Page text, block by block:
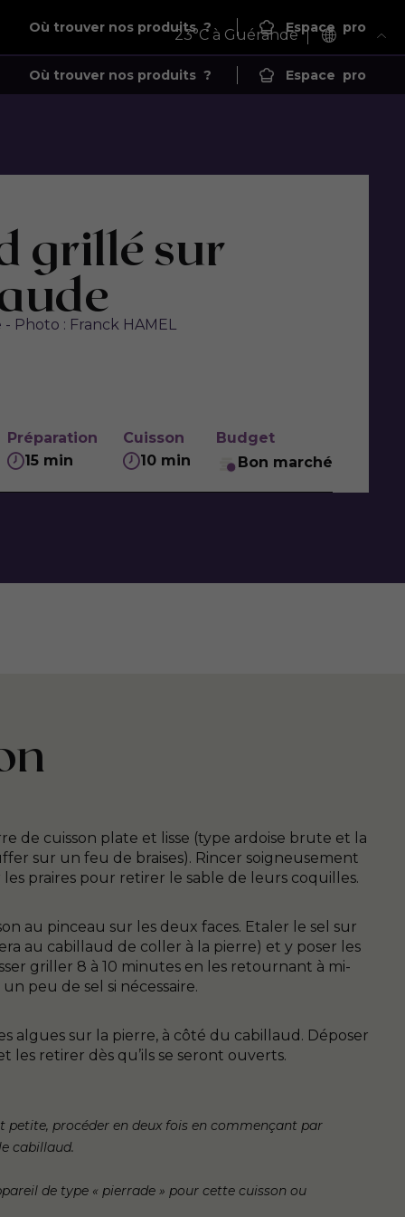
Où trouver nos produits? Espace pro
23°C à Guérande
Où trouver nos produits ? Espace pro
grillé sur
Photo : Franck HAMEL
Préparation
15 min
Cuisson
10 min
Budget
Bon marché
de cuisson plate et lisse (type ardoise brute et la
sur un feu de braises). Rincer soigneusement
les praires pour retirer le sable de leurs coquilles.
au pinceau sur les deux faces. Etaler le sel sur
au cabillaud de coller à la pierre) et y poser les
griller 8 à 10 minutes en les retournant à mi-
peu de sel si nécessaire.
algues sur la pierre, à côté du cabillaud. Déposer
les retirer dès qu’ils se seront ouverts.
petite, procéder en deux fois en commençant par
cabillaud.
de type « pierrade » pour cette cuisson ou